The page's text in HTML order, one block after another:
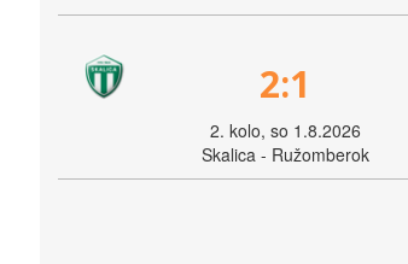
2:1
2. kolo, so 1.8.2026
Skalica - Ružomberok